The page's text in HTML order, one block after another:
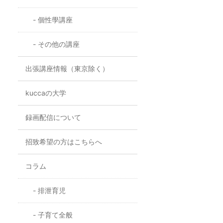
個性學講座
その他の講座
出張講座情報（東京除く）
kuccaの大学
録画配信について
招致希望の方はこちらへ
コラム
排泄育児
子育て全般